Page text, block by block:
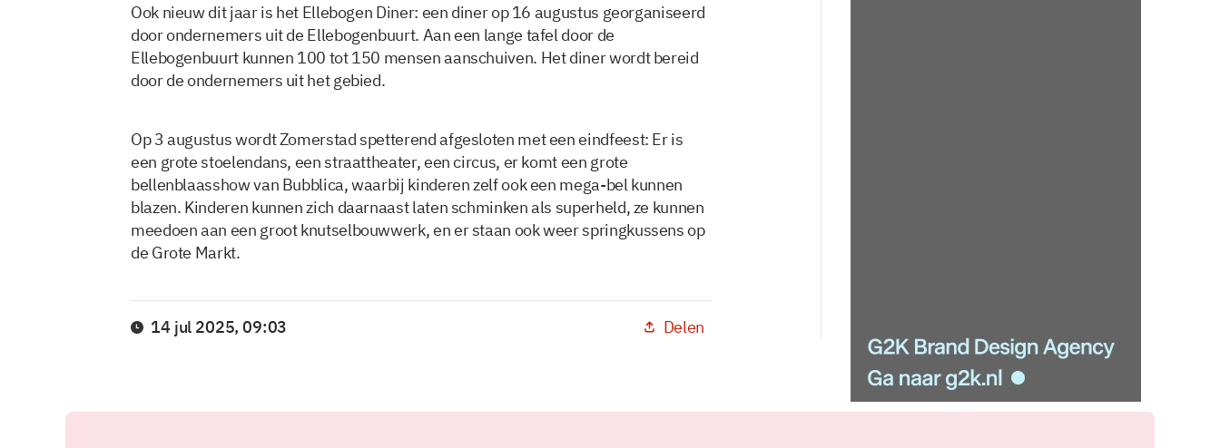
Ook nieuw dit jaar is het Ellebogen Diner: een diner op 16 augustus georganiseerd
door ondernemers uit de Ellebogenbuurt. Aan een lange tafel door de
Ellebogenbuurt kunnen 100 tot 150 mensen aanschuiven. Het diner wordt bereid
door de ondernemers uit het gebied.
Op 3 augustus wordt Zomerstad spetterend afgesloten met een eindfeest: Er is
een grote stoelendans, een straattheater, een circus, er komt een grote
bellenblaasshow van Bubblica, waarbij kinderen zelf ook een mega-bel kunnen
blazen. Kinderen kunnen zich daarnaast laten schminken als superheld, ze kunnen
meedoen aan een groot knutselbouwwerk, en er staan ook weer springkussens op
de Grote Markt.
14 jul 2025, 09:03 Delen